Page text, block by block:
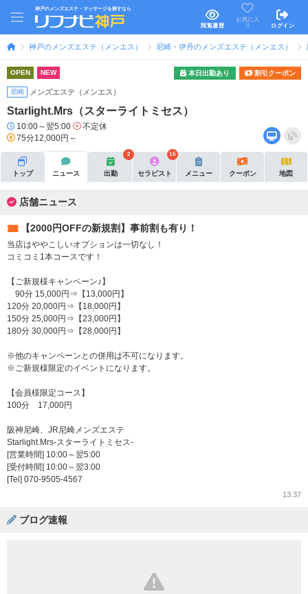
神戸のメンズエステ・マッサージを探すなら
閲覧履歴
お気に入
り
ログイン
神戸のメンズエステ（メンエス） 尼崎・伊丹のメンズエステ（メンエス）
OPEN NEW 本日出勤あり 割引クーポン
尼崎 メンズエステ（メンエス）
Starlight.Mrs（スターライトミセス）
10:00～翌5:00
不定休
75分12,000円～
トップ ニュース 出勤
2
セラピスト
15
メニュー クーポン 地図
店舗ニュース
【2000円OFFの新規割】事前割も有り！
当店はややこしいオプションは一切なし！
コミコミ1本コースです！
【ご新規様キャンペーン♪】
90分 15,000円⇒【13,000円】
120分 20,000円⇒【18,000円】
150分 25,000円⇒【23,000円】
180分 30,000円⇒【28,000円】
※他のキャンペーンとの併用は不可になります。
※ご新規様限定のイベントになります。
【会員様限定コース】
100分 17,000円
阪神尼崎、JR尼崎メンズエステ
Starlight.Mrs-スターライトミセス-
[営業時間] 10:00～翌5:00
[受付時間] 10:00～翌3:00
[Tel] 070-9505-4567
13:37
ブログ速報